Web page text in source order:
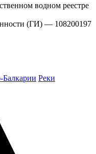
водном реестре
(ГИ) — 108200197
Балкарии Реки